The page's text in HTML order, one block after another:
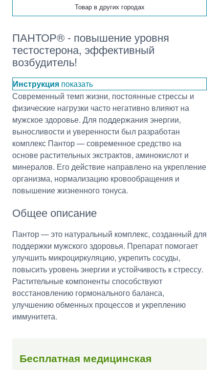
Товар в других городах
ПАНТОР® - повышение уровня
тестостерона, эффективный
возбудитель!
Инструкция показать
Современный темп жизни, постоянные стрессы и
физические нагрузки часто негативно влияют на
мужское здоровье. Для поддержания энергии,
выносливости и уверенности был разработан
комплекс Пантор — современное средство на
основе растительных экстрактов, аминокислот и
минералов. Его действие направлено на укрепление
организма, нормализацию кровообращения и
повышение жизненного тонуса.
Общее описание
Пантор — это натуральный комплекс, созданный для
поддержки мужского здоровья. Препарат помогает
улучшить микроциркуляцию, укрепить сосуды,
повысить уровень энергии и устойчивость к стрессу.
Растительные компоненты способствуют
восстановлению гормонального баланса,
улучшению обменных процессов и укреплению
иммунитета.
Бесплатная медицинская